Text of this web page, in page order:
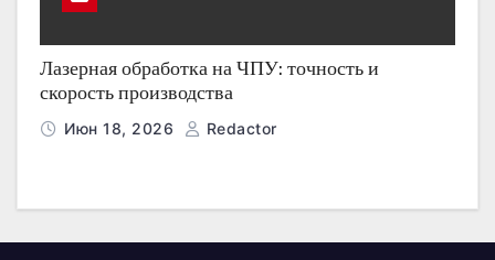
Лазерная обработка на ЧПУ: точность и
скорость производства
Июн 18, 2026 Redactor